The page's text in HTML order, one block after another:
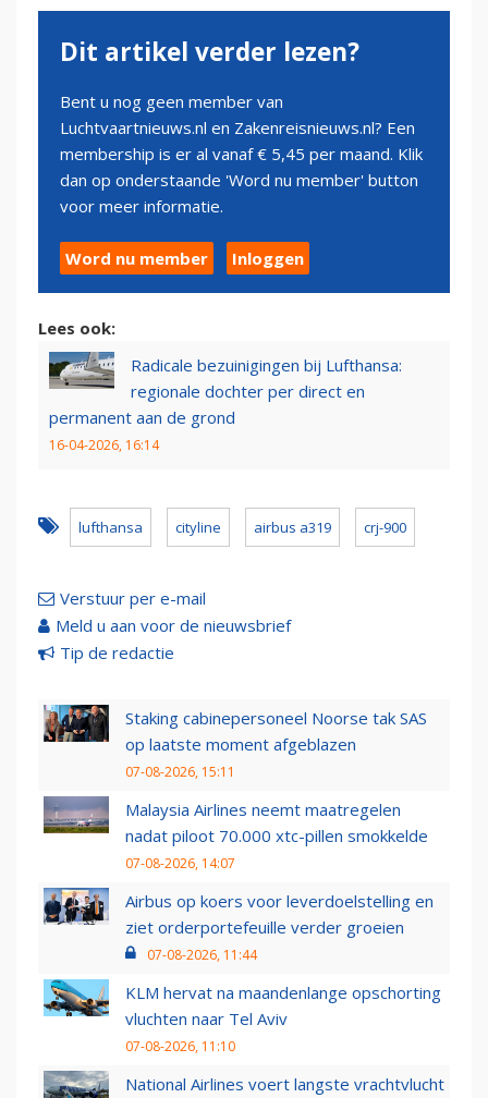
Dit artikel verder lezen?
Bent u nog geen member van
Luchtvaartnieuws.nl en Zakenreisnieuws.nl? Een
membership is er al vanaf € 5,45 per maand. Klik
dan op onderstaande 'Word nu member' button
voor meer informatie.
Word nu member Inloggen
Lees ook:
Radicale bezuinigingen bij Lufthansa:
regionale dochter per direct en
permanent aan de grond
16-04-2026, 16:14
lufthansa cityline airbus a319 crj-900
Verstuur per e-mail
Meld u aan voor de nieuwsbrief
Tip de redactie
Staking cabinepersoneel Noorse tak SAS
op laatste moment afgeblazen
07-08-2026, 15:11
Malaysia Airlines neemt maatregelen
nadat piloot 70.000 xtc-pillen smokkelde
07-08-2026, 14:07
Airbus op koers voor leverdoelstelling en
ziet orderportefeuille verder groeien
07-08-2026, 11:44
KLM hervat na maandenlange opschorting
vluchten naar Tel Aviv
07-08-2026, 11:10
National Airlines voert langste vrachtvlucht